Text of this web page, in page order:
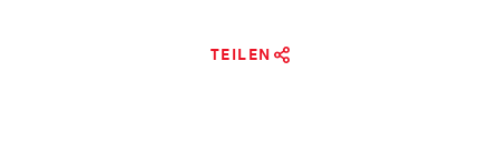
TEILEN